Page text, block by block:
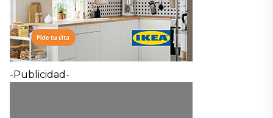
-Publicidad-